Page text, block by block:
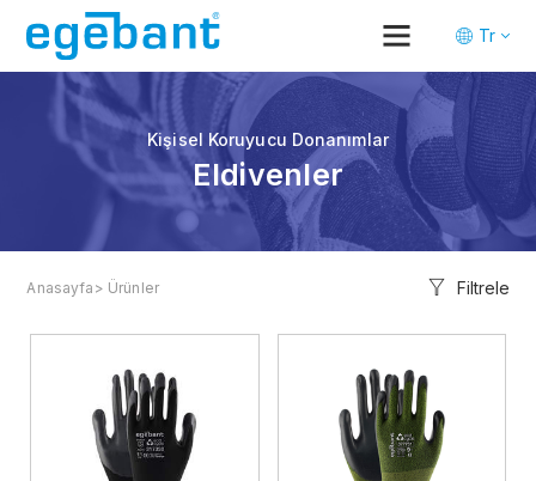
Tr
En
De
Kişisel Koruyucu Donanımlar
Eldivenler
Anasayfa > Ürünler Filtrele